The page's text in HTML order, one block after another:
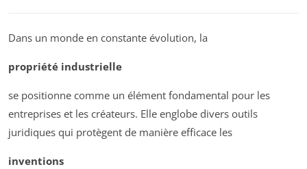
Dans un monde en constante évolution, la
propriété industrielle
se positionne comme un élément fondamental pour les
entreprises et les créateurs. Elle englobe divers outils
juridiques qui protègent de manière efficace les
inventions